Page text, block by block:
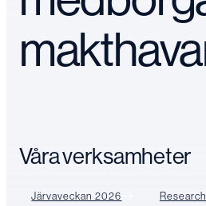
Våra verksamheter
Järvaveckan 2026 Research